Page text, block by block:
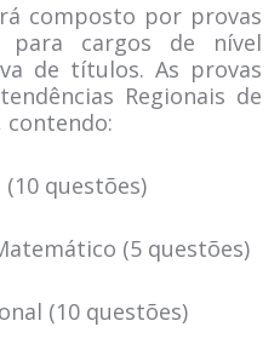
composto por provas
para cargos de nível
de títulos. As provas
Regionais de
contendo:
questões)
(5 questões)
(10 questões)